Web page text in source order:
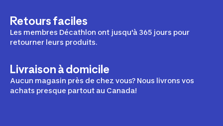
Retours faciles
Les membres Décathlon ont jusqu'à 365 jours pour
retourner leurs produits.
Livraison à domicile
Aucun magasin près de chez vous? Nous livrons vos
achats presque partout au Canada!